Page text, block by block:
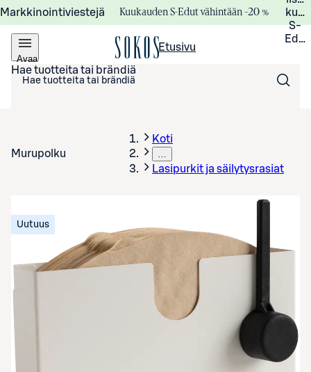
Markkinointiviestejä Kuukauden S-Edut vähintään –20 %
S-
Avaa
valikko
Etusivu
Hae tuotteita tai brändiä
Murupolku
Koti
…
Lasipurkit ja säilytysrasiat
Avaa tuotekuva suurennettuna
Uutuus